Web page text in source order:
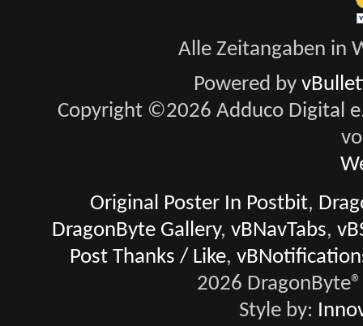
Alle Zeitangaben in
Powered by
Copyright ©2026 Adduco Digital
Original Poster In Postbit,
DragonByte Gallery,vBNavTabs,
Post Thanks / Like,
2026
Style by: